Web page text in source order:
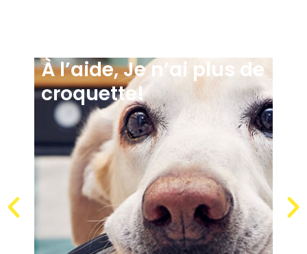
À l’aide, Je n’ai plus de
croquette!